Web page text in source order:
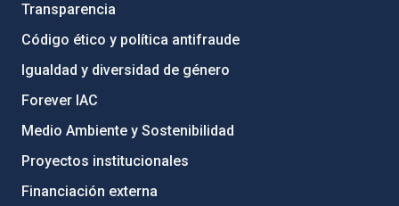
Transparencia
Código ético y política antifraude
Igualdad y diversidad de género
Forever IAC
Medio Ambiente y Sostenibilidad
Proyectos institucionales
Financiación externa